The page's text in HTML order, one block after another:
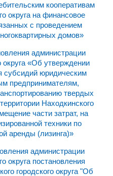
кооперативам
округа на финансовое
с проведением
домов»
администрации
округа «Об утверждении
субсидий юридическим
предпринимателям,
твердых
Находкинского
части затрат, на
техники по
аренды (лизинга)»
администрации
округа постановления
городского округа "Об